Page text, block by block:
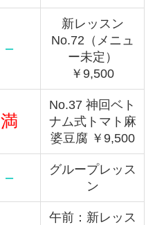
－
新レッスン
No.72（メニュ
ー未定）
￥9,500
満
No.37 神回ベト
ナム式トマト麻
婆豆腐 ￥9,500
－
グループレッス
ン
午前：新レッス